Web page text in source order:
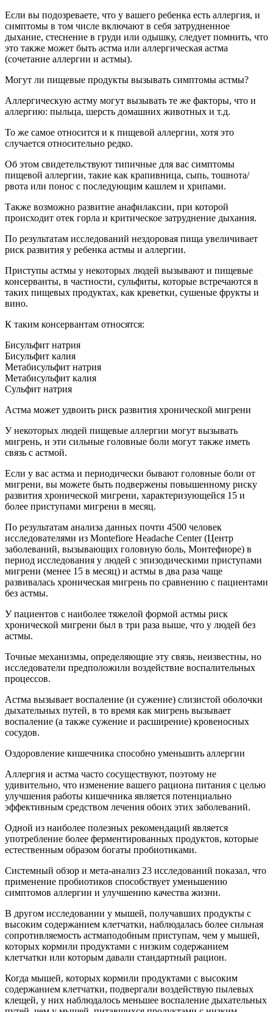
Если вы подозреваете, что у вашего ребенка есть аллергия, и
симптомы в том числе включают в себя затрудненное
дыхание, стеснение в груди или одышку, следует помнить, что
это также может быть астма или аллергическая астма
(сочетание аллергии и астмы).
Могут ли пищевые продукты вызывать симптомы астмы?
Аллергическую астму могут вызывать те же факторы, что и
аллергию: пыльца, шерсть домашних животных и т.д.
То же самое относится и к пищевой аллергии, хотя это
случается относительно редко.
Об этом свидетельствуют типичные для вас симптомы
пищевой аллергии, такие как крапивница, сыпь, тошнота/
рвота или понос с последующим кашлем и хрипами.
Также возможно развитие анафилаксии, при которой
происходит отек горла и критическое затруднение дыхания.
По результатам исследований нездоровая пища увеличивает
риск развития у ребенка астмы и аллергии.
Приступы астмы у некоторых людей вызывают и пищевые
консерванты, в частности, сульфиты, которые встречаются в
таких пищевых продуктах, как креветки, сушеные фрукты и
вино.
К таким консервантам относятся:
Бисульфит натрия
Бисульфит калия
Метабисульфит натрия
Метабисульфит калия
Сульфит натрия
Астма может удвоить риск развития хронической мигрени
У некоторых людей пищевые аллергии могут вызывать
мигрень, и эти сильные головные боли могут также иметь
связь с астмой.
Если у вас астма и периодически бывают головные боли от
мигрени, вы можете быть подвержены повышенному риску
развития хронической мигрени, характеризующейся 15 и
более приступами мигрени в месяц.
По результатам анализа данных почти 4500 человек
исследователями из Montefiore Headache Center (Центр
заболеваний, вызывающих головную боль, Монтефиоре) в
период исследования у людей с эпизодическими приступами
мигрени (менее 15 в месяц) и астмы в два раза чаще
развивалась хроническая мигрень по сравнению с пациентами
без астмы.
У пациентов с наиболее тяжелой формой астмы риск
хронической мигрени был в три раза выше, что у людей без
астмы.
Точные механизмы, определяющие эту связь, неизвестны, но
исследователи предположили воздействие воспалительных
процессов.
Астма вызывает воспаление (и сужение) слизистой оболочки
дыхательных путей, в то время как мигрень вызывает
воспаление (а также сужение и расширение) кровеносных
сосудов.
Оздоровление кишечника способно уменьшить аллергии
Аллергия и астма часто сосуществуют, поэтому не
удивительно, что изменение вашего рациона питания с целью
улучшения работы кишечника является потенциально
эффективным средством лечения обоих этих заболеваний.
Одной из наиболее полезных рекомендаций является
употребление более ферментированных продуктов, которые
естественным образом богаты пробиотиками.
Системный обзор и мета-анализ 23 исследований показал, что
применение пробиотиков способствует уменьшению
симптомов аллергии и улучшению качества жизни.
В другом исследовании у мышей, получавших продукты с
высоким содержанием клетчатки, наблюдалась более сильная
сопротивляемость астмаподобным приступам, чем у мышей,
которых кормили продуктами с низким содержанием
клетчатки или которым давали стандартный рацион.
Когда мышей, которых кормили продуктами с высоким
содержанием клетчатки, подвергали воздействую пылевых
клещей, у них наблюдалось меньшее воспаление дыхательных